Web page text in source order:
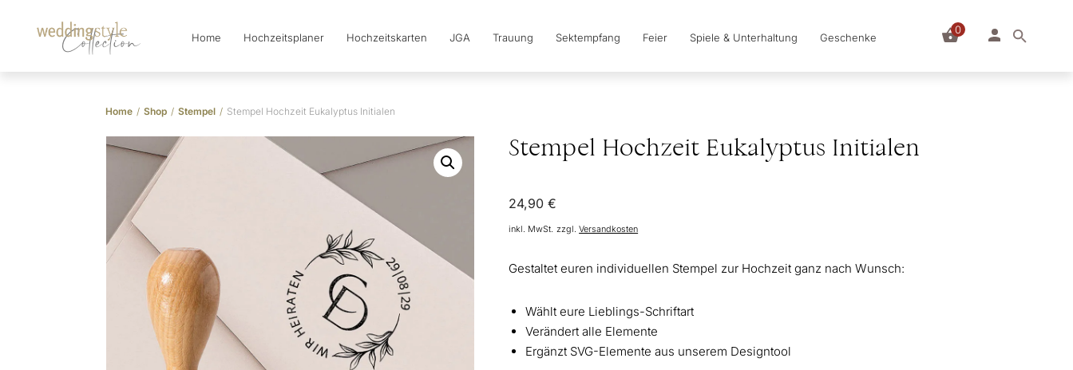
Collection Home Hochzeitsplaner Hochzeitskarten JGA Trauung Sektempfang Feier Spiele & Unterhaltung Geschenke
0
Home / Shop / Stempel / Stempel Hochzeit Eukalyptus Initialen
Stempel Hochzeit Eukalyptus Initialen
24,90€
inkl. MwSt. zzgl.Versandkosten
Gestaltet euren individuellen Stempel zur Hochzeit ganz nach Wunsch:
Wählt eure Lieblings-Schriftart
Verändert alle Elemente
Ergänzt SVG-Elemente aus unserem Designtool